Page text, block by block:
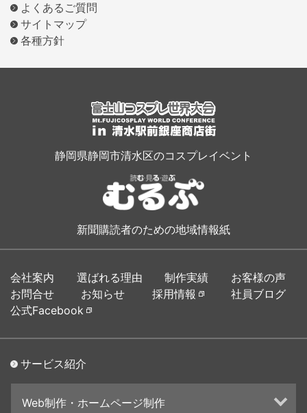
よくあるご質問
サイトマップ
各種方針
静岡県静岡市清水区のコスプレイベント
新聞購読者のための地域情報紙
会社案内 選ばれる理由 制作実績
お客様の声
お問合せ
お知らせ 採用情報
社員ブログ
公式Facebook
サービス紹介
Web制作・ホームページ制作